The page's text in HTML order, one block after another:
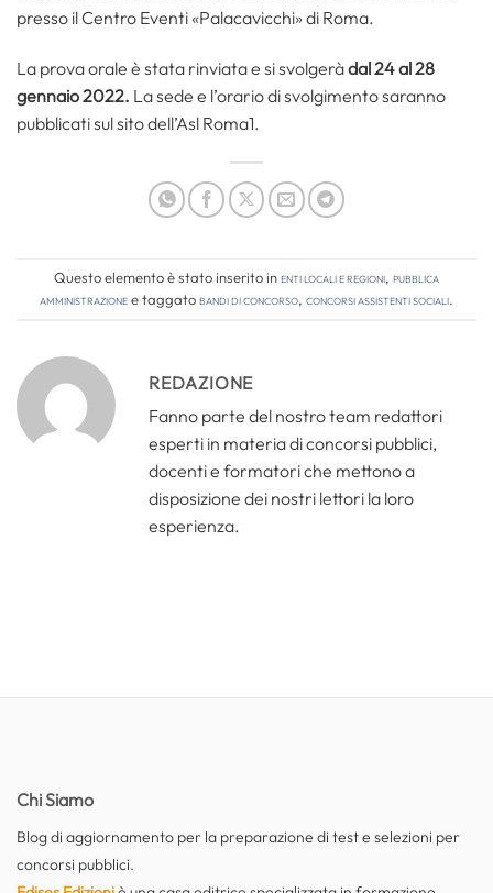
presso il Centro Eventi «Palacavicchi» di Roma.
La prova orale è stata rinviata e si svolgeràdal 24 al 28
gennaio 2022. La sede e l’orario di svolgimento saranno
pubblicati sul sito dell’Asl Roma1.
Questo elemento è stato inserito inEnti locali e regioni, Pubblica
amministrazionee taggatobandi di concorso, concorsi assistenti sociali.
REDAZIONE
Fanno parte del nostro team redattori
esperti in materia di concorsi pubblici,
docenti e formatori che mettono a
disposizione dei nostri lettori la loro
esperienza.
Chi Siamo
Blog di aggiornamento per la preparazione di test e selezioni per
concorsi pubblici.